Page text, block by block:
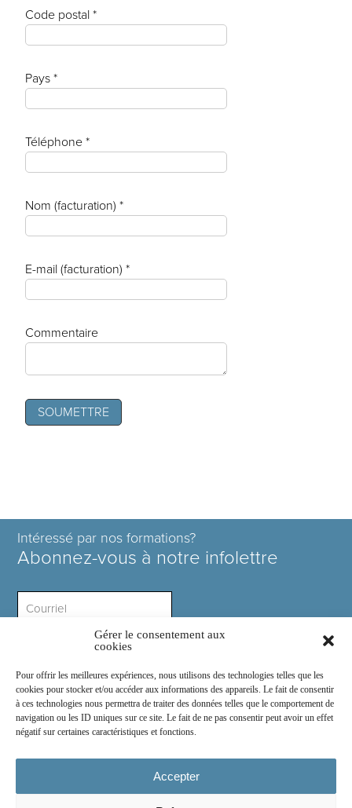
Gérer le consentement aux
cookies
Pour offrir les meilleures expériences, nous utilisons des technologies telles que les
cookies pour stocker et/ou accéder aux informations des appareils. Le fait de consentir
à ces technologies nous permettra de traiter des données telles que le comportement de
navigation ou les ID uniques sur ce site. Le fait de ne pas consentir peut avoir un effet
négatif sur certaines caractéristiques et fonctions.
Accepter
Code postal *
Pays *
Téléphone *
Nom (facturation) *
E-mail (facturation) *
Commentaire
Intéressé par nos formations?
Abonnez-vous à notre infolettre